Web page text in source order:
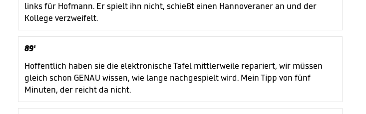
links für Hofmann. Er spielt ihn nicht, schießt einen Hannoveraner an und der
Kollege verzweifelt.
89'
Hoffentlich haben sie die elektronische Tafel mittlerweile repariert, wir müssen
gleich schon GENAU wissen, wie lange nachgespielt wird. Mein Tipp von fünf
Minuten, der reicht da nicht.